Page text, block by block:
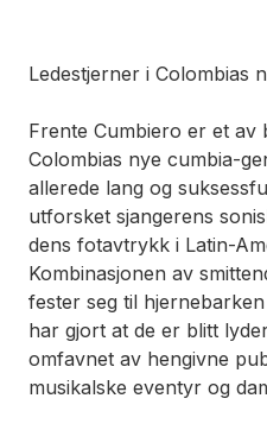
Ledestjerner i Colombias
Frente Cumbiero er et av
Colombias nye cumbia-
allerede lang og
utforsket sjangerens
dens fotavtrykk i Latin-
Kombinasjonen av
fester seg til
har gjort at de er blitt
omfavnet av hengivne
musikalske eventyr og